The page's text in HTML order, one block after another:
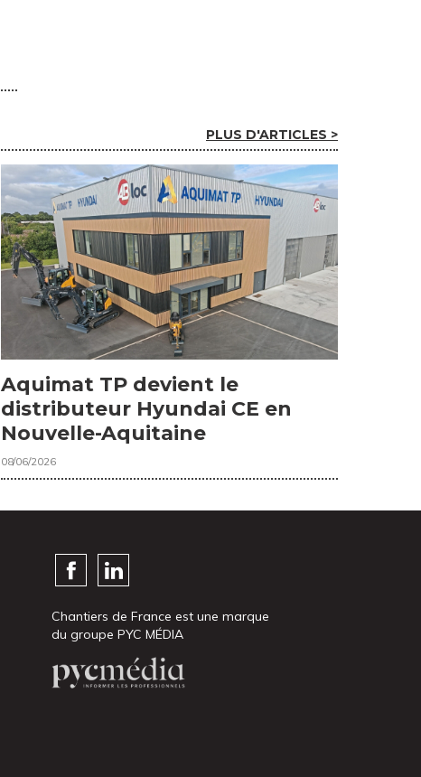
PLUS D'ARTICLES >
Aquimat TP devient le
distributeur Hyundai CE en
Nouvelle-Aquitaine
08/06/2026
Chantiers de France est une marque
du groupe PYC MÉDIA